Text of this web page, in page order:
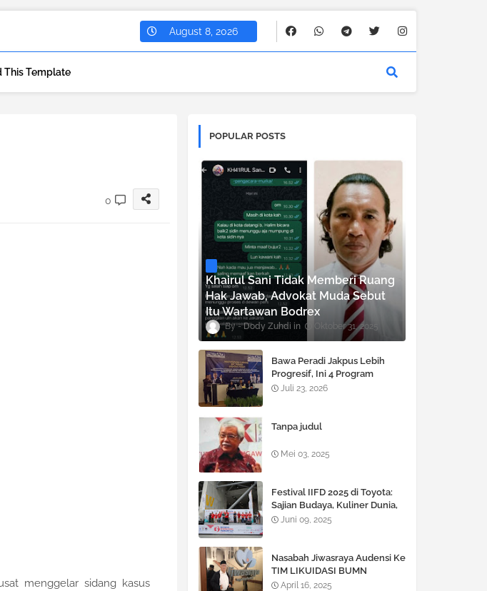
August 8, 2026
This Template
0
menggelar sidang kasus
POPULAR POSTS
Khairul Sani Tidak Memberi Ruang
Hak Jawab, Advokat Muda Sebut
Itu Wartawan Bodrex
Dody Zuhdi Oktober 31, 2025
Bawa Peradi Jakpus Lebih
Progresif, Ini 4 Program
Unggulan Andar T. Manik
Juli 23, 2026
Tanpa judul
Mei 03, 2025
Festival IIFD 2025 di Toyota:
Sajian Budaya, Kuliner Dunia,
dan J-ROCKS di Panggung
Juni 09, 2025
Nasabah Jiwasraya Audensi Ke
TIM LIKUIDASI BUMN
Jiwasraya.
April 16, 2025